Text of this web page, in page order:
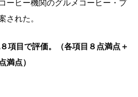
ーヒー機関のグルメコーヒー・プ
された。
項目で評価。（各項目８点満点＋
満点）